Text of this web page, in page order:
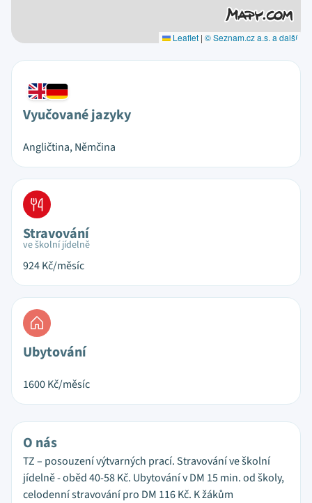
Leaflet | © Seznam.cz a.s. a další
Vyučované jazyky
Angličtina, Němčina
Stravování
ve školní jídelně
924Kč/měsíc
Ubytování
1600Kč/měsíc
O nás
TZ – posouzení výtvarných prací. Stravování ve školní
jídelně - oběd 40-58 Kč. Ubytování v DM 15 min. od školy,
celodenní stravování pro DM 116 Kč. K žákům